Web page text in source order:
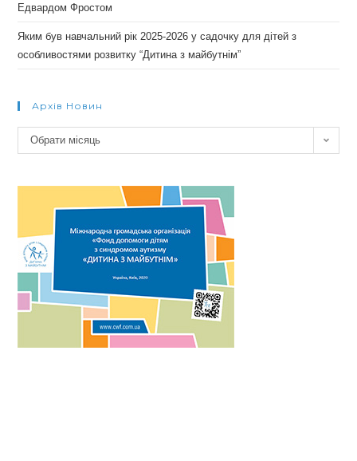
Едвардом Фростом
Яким був навчальний рік 2025-2026 у садочку для дітей з
особливостями розвитку “Дитина з майбутнім”
Архів Новин
Архів
новин
Обрати місяць